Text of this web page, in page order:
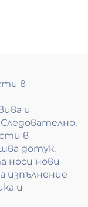
в
и
в
дотук.
носи нови
изпълнение
и